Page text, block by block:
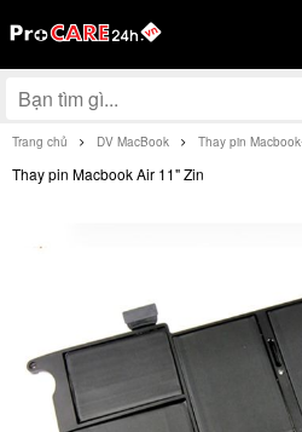
Trang chủ DV MacBook Thay pin Macbook
Thay pin Macbook Air 11" Zin